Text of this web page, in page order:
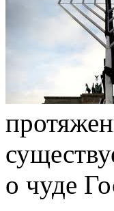
о чуде